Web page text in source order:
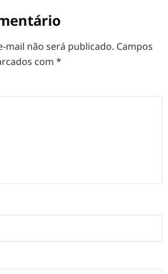
mail não será publicado. Campos
com *